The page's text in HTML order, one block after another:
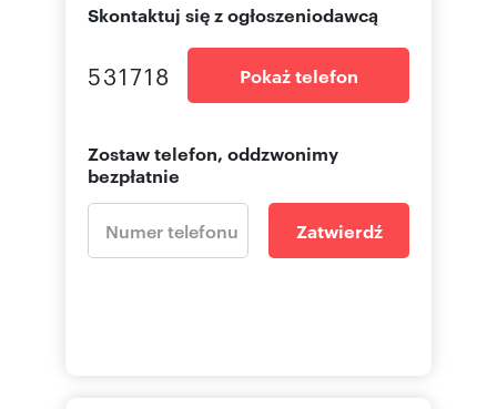
Skontaktuj się z ogłoszeniodawcą
531718 Pokaż telefon
Zostaw telefon, oddzwonimy
bezpłatnie
Zatwierdź